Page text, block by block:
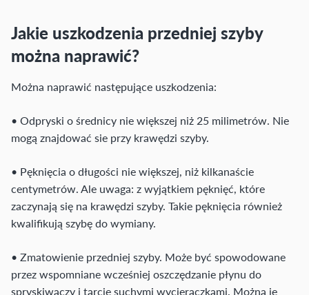
Jakie uszkodzenia przedniej szyby
można naprawić?
Można naprawić następujące uszkodzenia:
• Odpryski o średnicy nie większej niż 25 milimetrów. Nie
mogą znajdować sie przy krawędzi szyby.
• Pęknięcia o długości nie większej, niż kilkanaście
centymetrów. Ale uwaga: z wyjątkiem pęknięć, które
zaczynają się na krawędzi szyby. Takie pęknięcia również
kwalifikują szybę do wymiany.
• Zmatowienie przedniej szyby. Może być spowodowane
przez wspomniane wcześniej oszczędzanie płynu do
spryskiwaczy i tarcie suchymi wycieraczkami. Można je